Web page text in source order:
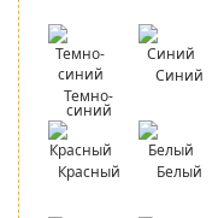
Темно-
синий
Синий
Красный Белый